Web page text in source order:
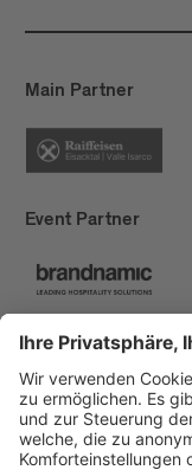
Main Partner
Event Partner
Brixen Tourismus